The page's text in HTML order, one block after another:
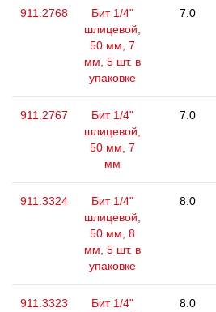
911.2768
Бит 1/4"
шлицевой,
50 мм, 7
мм, 5 шт. в
упаковке
7.0
911.2767
Бит 1/4"
шлицевой,
50 мм, 7
мм
7.0
911.3324
Бит 1/4"
шлицевой,
50 мм, 8
мм, 5 шт. в
упаковке
8.0
911.3323
Бит 1/4"
8.0